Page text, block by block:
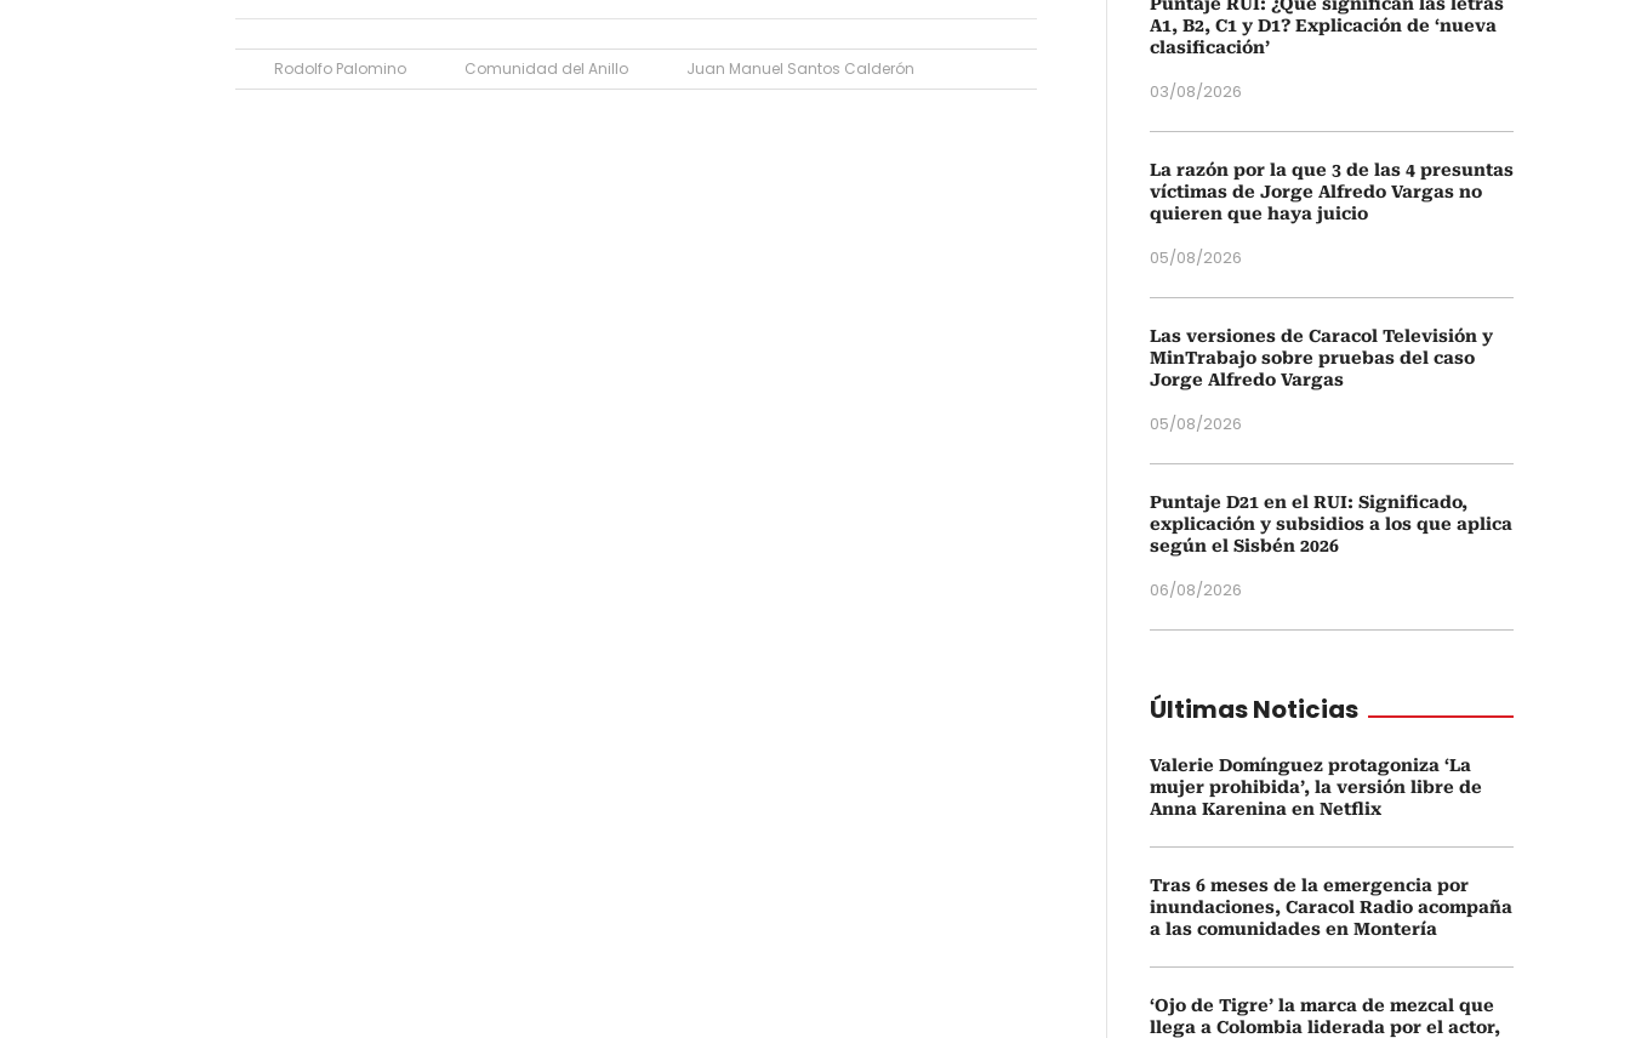
Rodolfo Palomino Comunidad del Anillo Juan Manuel Santos Calderón
A1, B2, C1 y D1? Explicación de ‘nueva
clasificación’
03/08/2026
La razón por la que 3 de las 4 presuntas
víctimas de Jorge Alfredo Vargas no
quieren que haya juicio
05/08/2026
Las versiones de Caracol Televisión y
MinTrabajo sobre pruebas del caso
Jorge Alfredo Vargas
05/08/2026
Puntaje D21 en el RUI: Significado,
explicación y subsidios a los que aplica
según el Sisbén 2026
06/08/2026
Últimas Noticias
Valerie Domínguez protagoniza ‘La
mujer prohibida’, la versión libre de
Anna Karenina en Netflix
Tras 6 meses de la emergencia por
inundaciones, Caracol Radio acompaña
a las comunidades en Montería
‘Ojo de Tigre’ la marca de mezcal que
llega a Colombia liderada por el actor,